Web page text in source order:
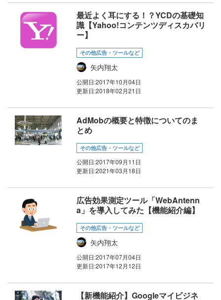
最近よく耳にする！？YCDの基礎知
識【Yahoo!コンテンツディスカバリ
ー】
その他広告・ツールなど
矢内翔太
公開日:2017年10月04日
更新日:2018年02月21日
AdMobの概要と特徴についてのま
とめ
その他広告・ツールなど
公開日:2017年09月11日
更新日:2021年03月18日
広告効果測定ツール「WebAntenn
a」を導入してみた【機能紹介編】
その他広告・ツールなど
矢内翔太
公開日:2017年07月04日
更新日:2017年12月12日
【新機能紹介】Googleマイビジネ